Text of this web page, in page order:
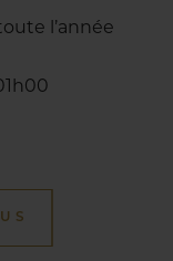
l’année